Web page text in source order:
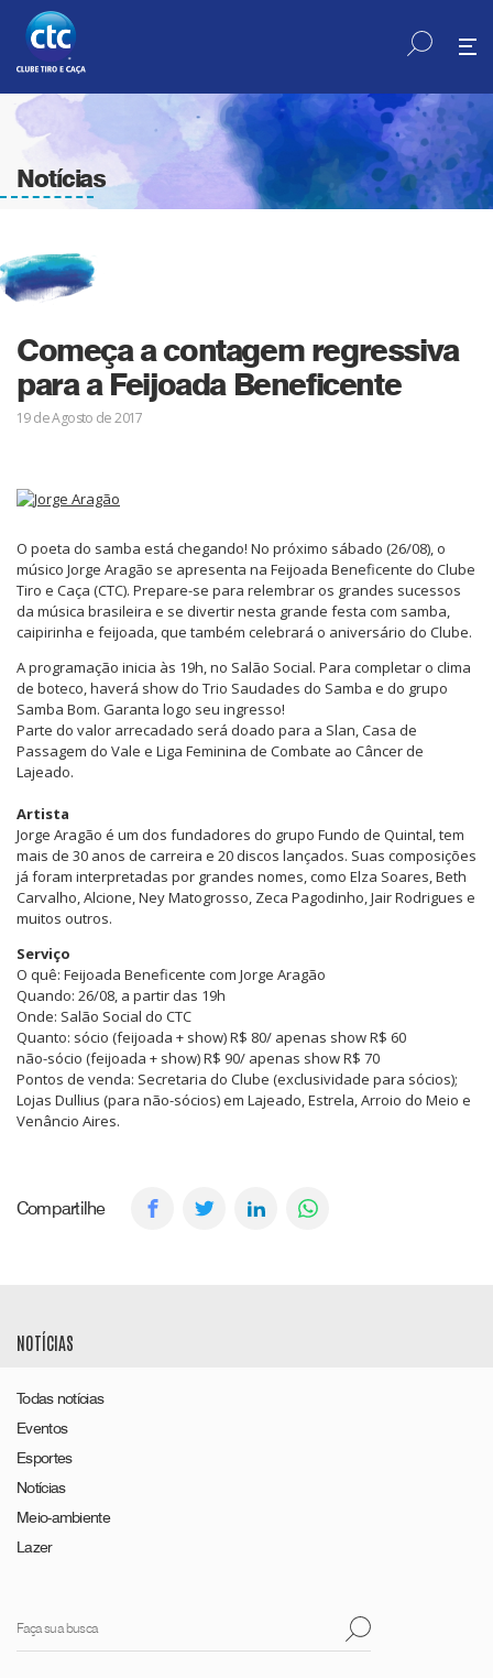
Notícias
Começa a contagem regressiva
para a Feijoada Beneficente
19 de Agosto de 2017
O poeta do samba está chegando! No próximo sábado (26/08), o
músico Jorge Aragão se apresenta na Feijoada Beneficente do Clube
Tiro e Caça (CTC). Prepare-se para relembrar os grandes sucessos
da música brasileira e se divertir nesta grande festa com samba,
caipirinha e feijoada, que também celebrará o aniversário do Clube.
A programação inicia às 19h, no Salão Social. Para completar o clima
de boteco, haverá show do Trio Saudades do Samba e do grupo
Samba Bom. Garanta logo seu ingresso!
Parte do valor arrecadado será doado para a Slan, Casa de
Passagem do Vale e Liga Feminina de Combate ao Câncer de
Lajeado.
Artista
Jorge Aragão é um dos fundadores do grupo Fundo de Quintal, tem
mais de 30 anos de carreira e 20 discos lançados. Suas composições
já foram interpretadas por grandes nomes, como Elza Soares, Beth
Carvalho, Alcione, Ney Matogrosso, Zeca Pagodinho, Jair Rodrigues e
muitos outros.
Serviço
O quê: Feijoada Beneficente com Jorge Aragão
Quando: 26/08, a partir das 19h
Onde: Salão Social do CTC
Quanto: sócio (feijoada + show) R$ 80/ apenas show R$ 60
não-sócio (feijoada + show) R$ 90/ apenas show R$ 70
Pontos de venda: Secretaria do Clube (exclusividade para sócios);
Lojas Dullius (para não-sócios) em Lajeado, Estrela, Arroio do Meio e
Venâncio Aires.
Compartilhe
NOTÍCIAS
Todas notícias
Eventos
Esportes
Notícias
Meio-ambiente
Lazer